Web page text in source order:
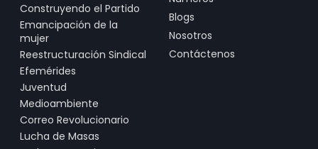
Construyendo el Partido
Emancipación de la
mujer
Reestructuración Sindical
Efemérides
Juventud
Medioambiente
Correo Revolucionario
Lucha de Masas
Blogs
Nosotros
Contáctenos